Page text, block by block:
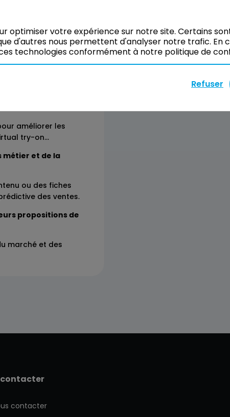
d'usage de l'IA
dans le retail et le
client
améliorer les
try-on…
métier et de la
ou des fiches
des ventes.
propositions de
marché et des
contacter
contacter
optimiser votre expérience sur notre site. Certains
d'autres nous permettent d'analyser notre trafic. En
technologies conformément à notre politique de
Refuser